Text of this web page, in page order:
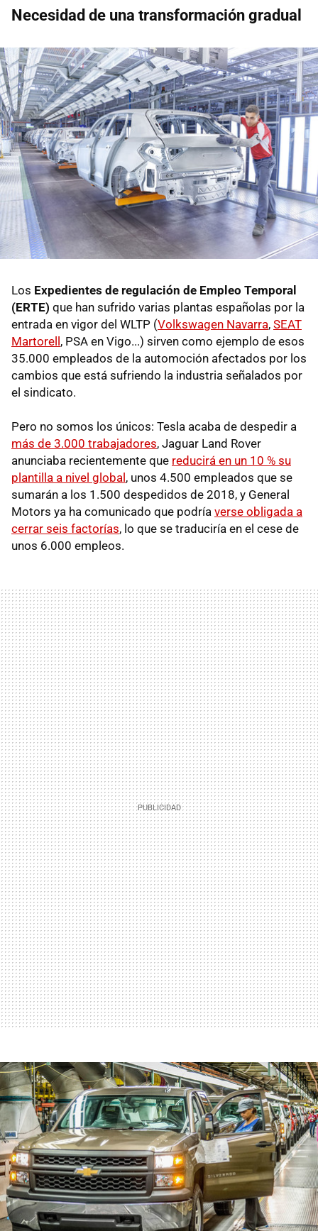
Necesidad de una transformación gradual
Los Expedientes de regulación de Empleo Temporal
(ERTE) que han sufrido varias plantas españolas por la
entrada en vigor del WLTP (Volkswagen Navarra, SEAT
Martorell , PSA en Vigo...) sirven como ejemplo de esos
35.000 empleados de la automoción afectados por los
cambios que está sufriendo la industria señalados por
el sindicato.
Pero no somos los únicos: Tesla acaba de despedir a
más de 3.000 trabajadores, Jaguar Land Rover
anunciaba recientemente que reducirá en un 10 % su
plantilla a nivel global , unos 4.500 empleados que se
sumarán a los 1.500 despedidos de 2018, y General
Motors ya ha comunicado que podría verse obligada a
cerrar seis factorías, lo que se traduciría en el cese de
unos 6.000 empleos.